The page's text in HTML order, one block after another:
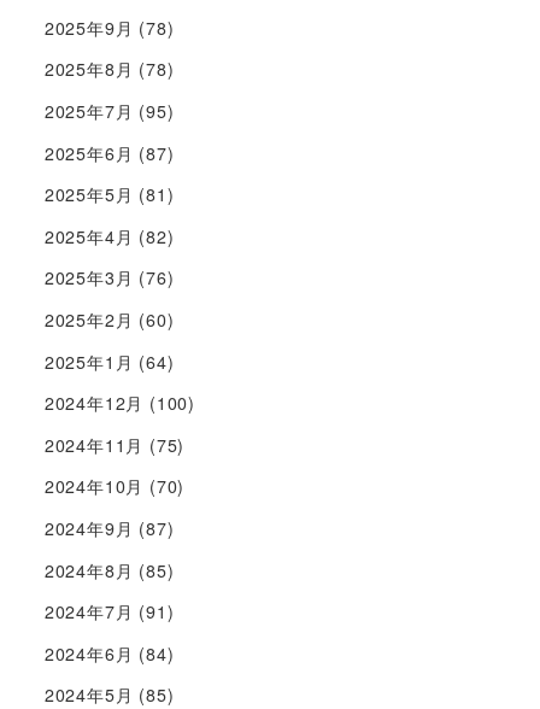
2025年9月 (78)
2025年8月 (78)
2025年7月 (95)
2025年6月 (87)
2025年5月 (81)
2025年4月 (82)
2025年3月 (76)
2025年2月 (60)
2025年1月 (64)
2024年12月 (100)
2024年11月 (75)
2024年10月 (70)
2024年9月 (87)
2024年8月 (85)
2024年7月 (91)
2024年6月 (84)
2024年5月 (85)